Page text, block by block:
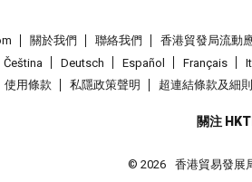
關於我們 聯絡我們 香港貿發局流動
Čeština
Deutsch Español Français
使用條款
私隱政策聲明 超連結條款及細則
關注
© 2026 香港貿易發展